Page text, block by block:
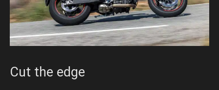
Cut the edge